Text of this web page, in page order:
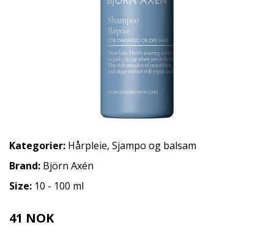
Kategorier: Hårpleie, Sjampo og balsam
Brand: Björn Axén
Size: 10 - 100 ml
41 NOK